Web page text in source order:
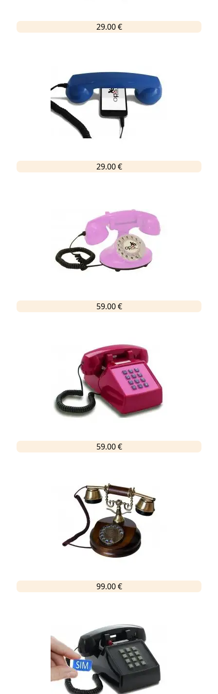
29.00 €
29.00 €
59.00 €
59.00 €
99.00 €